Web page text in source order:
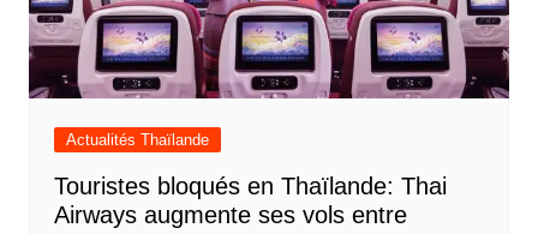
Actualités Thaïlande
Touristes bloqués en Thaïlande: Thai
Airways augmente ses vols entre